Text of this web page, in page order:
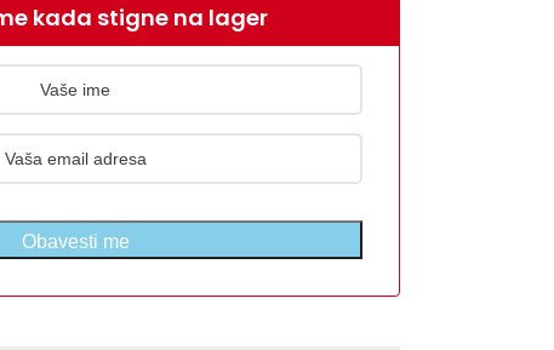
kada stigne na lager
Obavesti me